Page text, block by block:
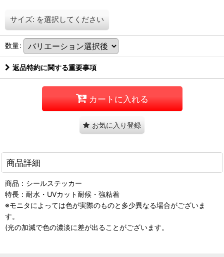
サイズ: を選択してください
数量:
返品特約に関する重要事項
カートに入れる
お気に入り登録
商品詳細
商品：シールステッカー
特長：耐水・UVカット耐候・強粘着
※モニタによっては色が実際のものと多少異なる場合がございま
す。
(光の加減で色の濃淡に差が出ることがございます。